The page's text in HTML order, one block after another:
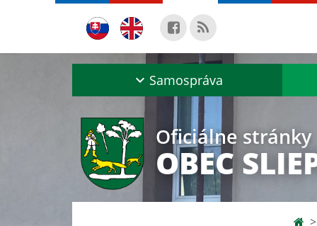
Samospráva
Oficiálne stránky
OBEC